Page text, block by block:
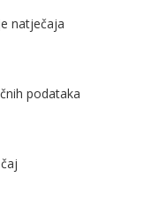
natječaja
podataka